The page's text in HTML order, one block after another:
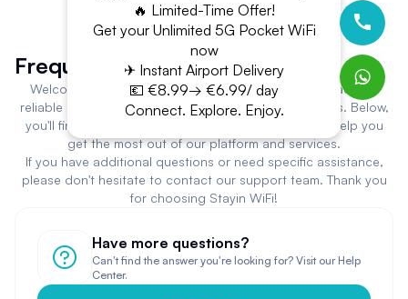
Frequently Asked Questions
Welcome to Stayin WiFi! You've come to the right place for
reliable and user-friendly portable WiFi rental solutions. Below,
you'll find answers to frequently asked questions to help you
get the most out of our platform and services.
If you have additional questions or need specific assistance,
please don't hesitate to contact our support team. Thank you
for choosing Stayin WiFi!
Have more questions?
Can't find the answer you're looking for? Visit our Help
Center.
🔥 Limited-Time Offer!
Get your Unlimited 5G Pocket WiFi
now
✈ Instant Airport Delivery
💶 €8.99→ €6.99/ day
Connect. Explore. Enjoy.